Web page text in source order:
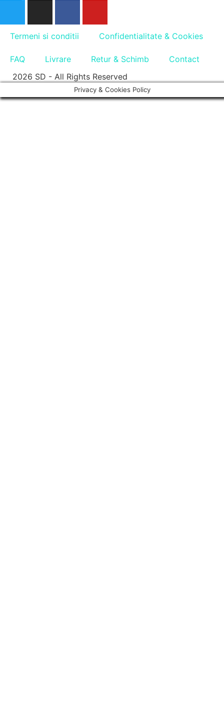
2026 SD - All Rights Reserved
Termeni si conditii Confidentialitate & Cookies
FAQ Livrare Retur & Schimb Contact
Privacy & Cookies Policy